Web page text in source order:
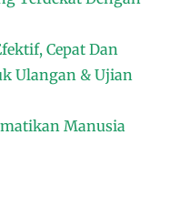
Cepat Dan
Ulangan & Ujian
Manusia